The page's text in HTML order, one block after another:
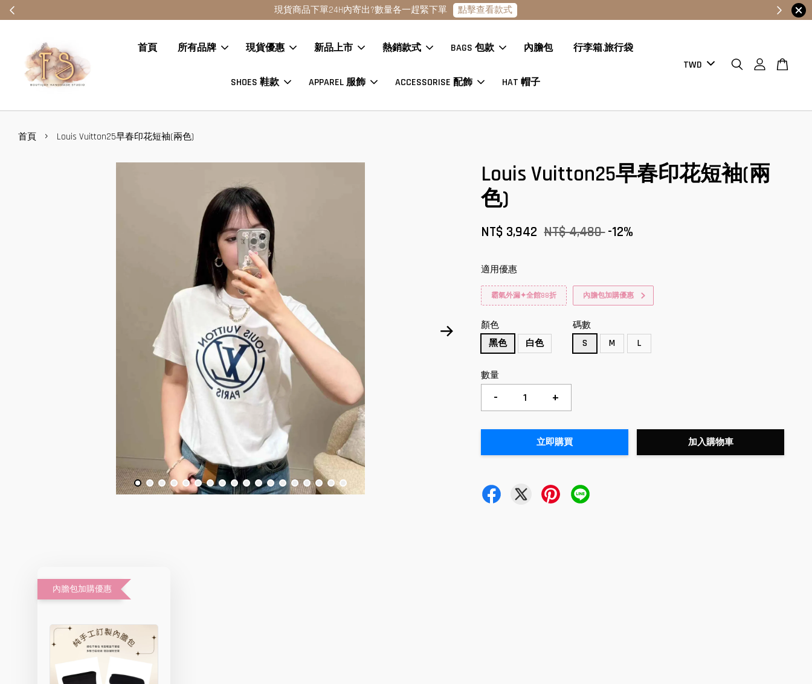
現貨商品下單24H內寄出?數量各一趕緊下單 點擊查看款式
首頁 所有品牌 現貨優惠 新品上市 熱銷款式 BAGS 包款 內膽包 行李箱.旅行袋
SHOES 鞋款 APPAREL 服飾 ACCESSORISE 配飾 HAT 帽子
首頁 › Louis Vuitton25早春印花短袖(兩色)
Louis Vuitton25早春印花短袖(兩
色)
NT$ 3,942 NT$ 4,480-12%
適用優惠
霸氣外漏✦全館88折 內膽包加購優惠
顏色
黑色
白色
碼數
S
M L
數量
- +
立即購買 加入購物車
內膽包加購優惠